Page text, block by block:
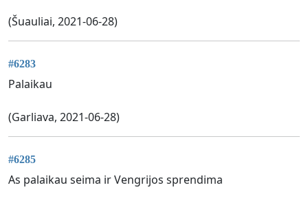
(Šuauliai, 2021-06-28)
#6283
Palaikau
(Garliava, 2021-06-28)
#6285
As palaikau seima ir Vengrijos sprendima